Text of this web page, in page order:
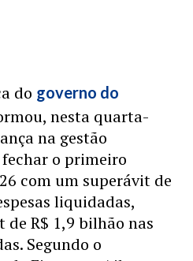
do governo do
nesta quarta-
na gestão
o primeiro
com um superávit de
liquidadas,
de R$ 1,9 bilhão nas
Segundo o